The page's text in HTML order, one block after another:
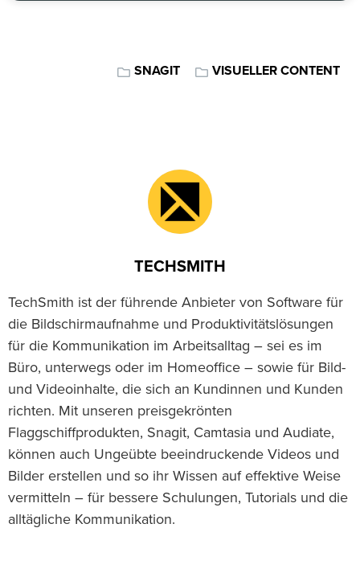
SNAGIT VISUELLER CONTENT
TECHSMITH
TechSmith ist der führende Anbieter von Software für
die Bildschirmaufnahme und Produktivitätslösungen
für die Kommunikation im Arbeitsalltag – sei es im
Büro, unterwegs oder im Homeoffice – sowie für Bild-
und Videoinhalte, die sich an Kundinnen und Kunden
richten. Mit unseren preisgekrönten
Flaggschiffprodukten, Snagit, Camtasia und Audiate,
können auch Ungeübte beeindruckende Videos und
Bilder erstellen und so ihr Wissen auf effektive Weise
vermitteln – für bessere Schulungen, Tutorials und die
alltägliche Kommunikation.